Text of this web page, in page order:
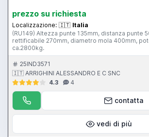
prezzo su richiesta
Localizzazione: 🇮🇹 Italia
(RU149) Altezza punte 135mm, distanza punte
rettificabile 270mm, diametro mola 400mm,
ca.2800kg.
25IND3571
🇮🇹 ARRIGHINI ALESSANDRO E C SNC
4.3
4
contatta
vedi di più